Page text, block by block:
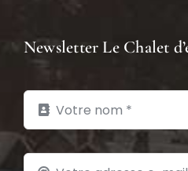
Newsletter Le Chalet